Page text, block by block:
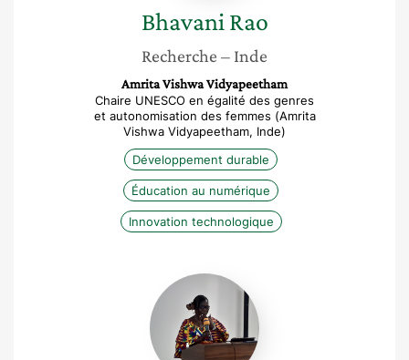
Bhavani Rao
Recherche – Inde
Amrita Vishwa Vidyapeetham
Chaire UNESCO en égalité des genres
et autonomisation des femmes (Amrita
Vishwa Vidyapeetham, Inde)
Développement durable
Éducation au numérique
Innovation technologique
Brigith
Gbadi